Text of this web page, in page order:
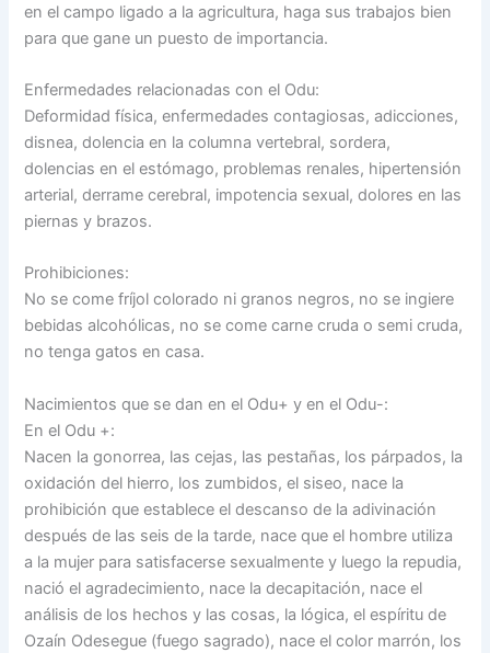
en el campo ligado a la agricultura, haga sus trabajos bien
para que gane un puesto de importancia.
Enfermedades relacionadas con el Odu:
Deformidad física, enfermedades contagiosas, adicciones,
disnea, dolencia en la columna vertebral, sordera,
dolencias en el estómago, problemas renales, hipertensión
arterial, derrame cerebral, impotencia sexual, dolores en las
piernas y brazos.
Prohibiciones:
No se come fríjol colorado ni granos negros, no se ingiere
bebidas alcohólicas, no se come carne cruda o semi cruda,
no tenga gatos en casa.
Nacimientos que se dan en el Odu+ y en el Odu-:
En el Odu +:
Nacen la gonorrea, las cejas, las pestañas, los párpados, la
oxidación del hierro, los zumbidos, el siseo, nace la
prohibición que establece el descanso de la adivinación
después de las seis de la tarde, nace que el hombre utiliza
a la mujer para satisfacerse sexualmente y luego la repudia,
nació el agradecimiento, nace la decapitación, nace el
análisis de los hechos y las cosas, la lógica, el espíritu de
Ozaín Odesegue (fuego sagrado), nace el color marrón, los